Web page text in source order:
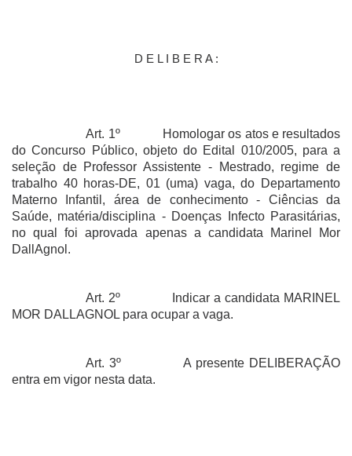
D E L I B E R A :
Art. 1º
Homologar os atos e resultados
do Concurso Público, objeto do Edital 010/2005, para a
seleção de Professor Assistente - Mestrado, regime de
trabalho 40 horas-DE, 01 (uma) vaga, do Departamento
Materno Infantil, área de conhecimento - Ciências da
Saúde, matéria/disciplina - Doenças Infecto Parasitárias,
no qual foi aprovada apenas a candidata Marinel Mor
DallAgnol.
Art. 2º
Indicar a candidata MARINEL
MOR DALLAGNOL para ocupar a vaga.
Art. 3º
A presente DELIBERAÇÃO
entra em vigor nesta data.